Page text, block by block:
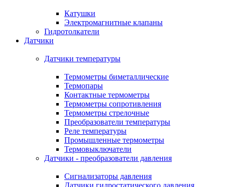
Катушки
Электромагнитные клапаны
Гидротолкатели
Датчики
Датчики температуры
Термометры биметаллические
Термопары
Контактные термометры
Термометры сопротивления
Термометры стрелочные
Преобразователи температуры
Реле температуры
Промышленные термометры
Термовыключатели
Датчики - преобразователи давления
Сигнализаторы давления
Датчики гидростатического давления